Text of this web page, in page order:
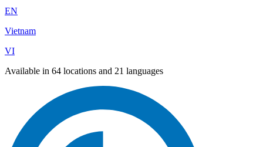
EN
Vietnam
VI
Available in 64 locations and 21 languages